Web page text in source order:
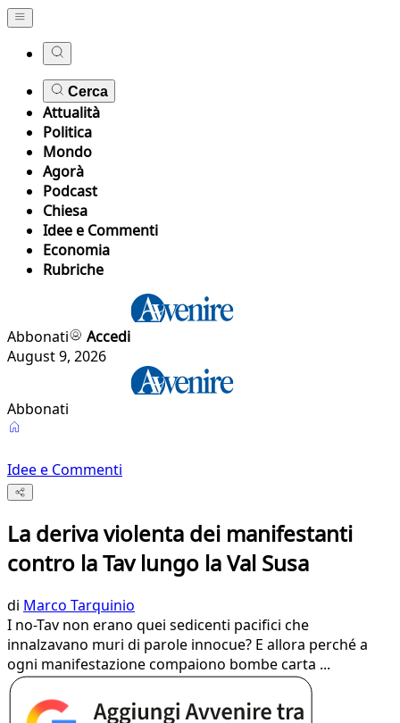
Cerca
Attualità
Politica
Mondo
Agorà
Podcast
Chiesa
Idee e Commenti
Economia
Rubriche
Abbonati
Accedi
August 9, 2026
Abbonati
Idee e Commenti
La deriva violenta dei manifestanti
contro la Tav lungo la Val Susa
di Marco Tarquinio
I no-Tav non erano quei sedicenti pacifici che
innalzavano muri di parole innocue? E allora perché a
ogni manifestazione compaiono bombe carta ...